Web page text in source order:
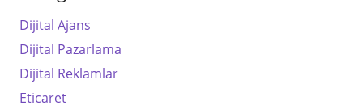
Dijital Ajans
Dijital Pazarlama
Dijital Reklamlar
Eticaret